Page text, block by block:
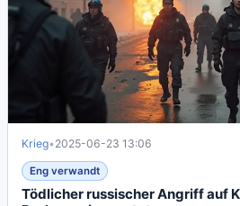
Krieg• 2025-06-23 13:06
Eng verwandt
Tödlicher russischer Angriff auf